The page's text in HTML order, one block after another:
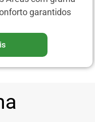
garantidos